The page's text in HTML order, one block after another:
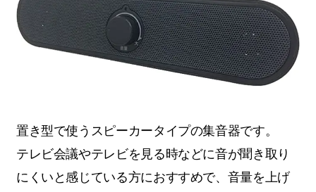
置き型で使うスピーカータイプの集音器です。
テレビ会議やテレビを見る時などに音が聞き取り
にくいと感じている方におすすめで、音量を上げ